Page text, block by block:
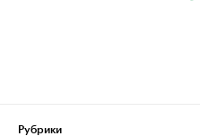
Рубрики